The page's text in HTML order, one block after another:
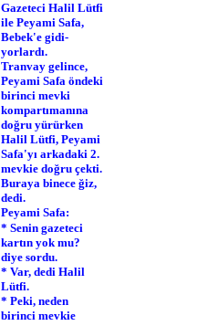
Gazeteci Halil Lütfi
ile Peyami Safa,
Bebek'e gidi­
yorlardı.
Tranvay gelince,
Peyami Safa öndeki
birinci mevki
kompartımanına
doğru yürürken
Halil Lütfi, Peyami
Safa'yı arkadaki 2.
mevkie doğru çekti.
Buraya binece­ ğiz,
dedi.
Peyami Safa:
* Senin gazeteci
kartın yok mu?
diye sordu.
* Var, dedi Halil
Lütfi.
* Peki, neden
birinci mevkie